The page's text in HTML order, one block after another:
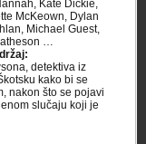
Kate Dickie,
McKeown, Dylan
Michael Guest,
…
detektiva iz
kako bi se
nakon što se pojavi
slučaju koji je